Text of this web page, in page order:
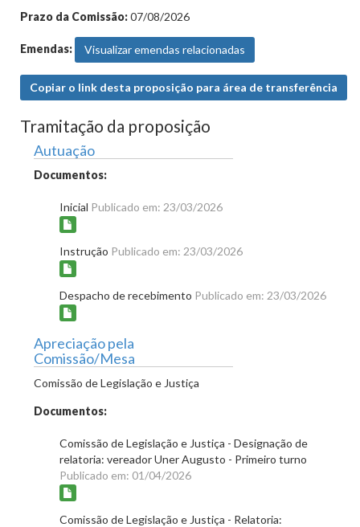
Prazo da Comissão:07/08/2026
Emendas: Visualizar emendas relacionadas
Copiar o link desta proposição para área de transferência
Tramitação da proposição
Autuação
Documentos:
Inicial Publicado em: 23/03/2026
Instrução Publicado em: 23/03/2026
Despacho de recebimento Publicado em: 23/03/2026
Apreciação pela
Comissão/Mesa
Comissão de Legislação e Justiça
Documentos:
Comissão de Legislação e Justiça - Designação de
relatoria: vereador Uner Augusto - Primeiro turno
Publicado em: 01/04/2026
Comissão de Legislação e Justiça - Relatoria: